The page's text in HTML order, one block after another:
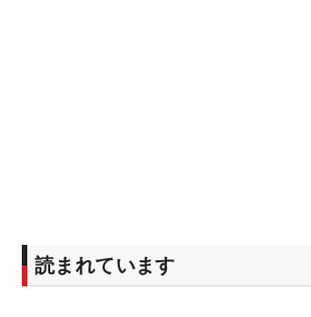
読まれています